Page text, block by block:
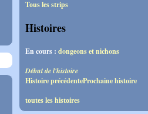
Tous les strips
Histoires
En cours : dongeons et nichons
Début de l'histoire
Histoire précédenteProchaine histoire
toutes les histoires